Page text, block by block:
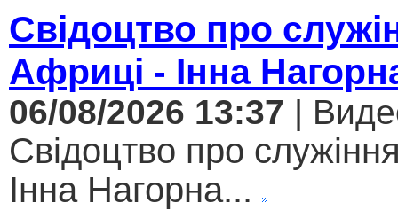
Свідоцтво про
Африці - Інна
06/08/2026 13:37 |
Свідоцтво про
Інна Нагорна...